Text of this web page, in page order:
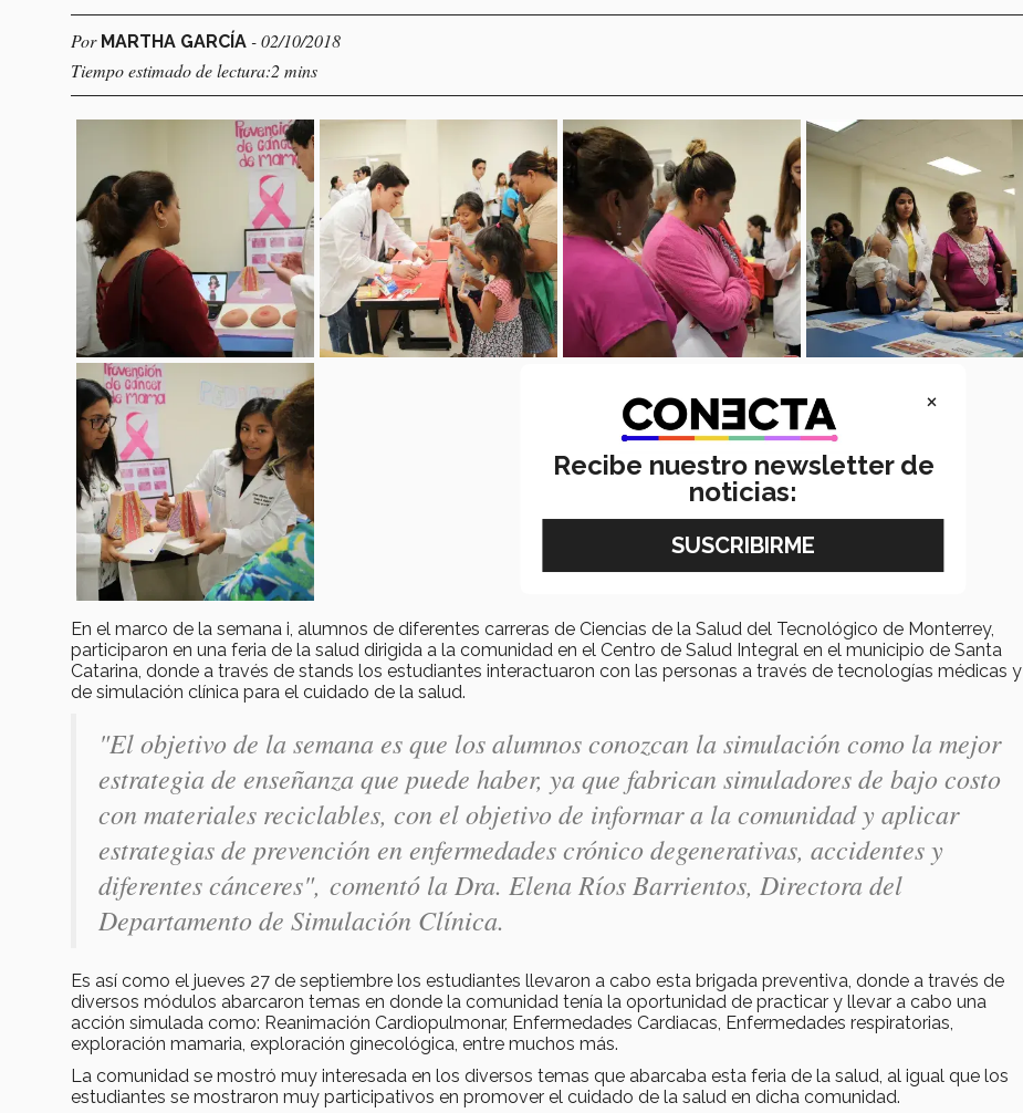
Por MARTHA GARCÍA - 02/10/2018
Tiempo estimado de lectura:2 mins
En el marco de la semana i, alumnos de diferentes carreras de Ciencias de la Salud del Tecnológico de Monterrey,
participaron en una feria de la salud dirigida a la comunidad en el Centro de Salud Integral en el municipio de Santa
Catarina, donde a través de stands los estudiantes interactuaron con las personas a través de tecnologías médicas y
de simulación clínica para el cuidado de la salud.
"El objetivo de la semana es que los alumnos conozcan la simulación como la mejor
estrategia de enseñanza que puede haber, ya que fabrican simuladores de bajo costo
con materiales reciclables, con el objetivo de informar a la comunidad y aplicar
estrategias de prevención en enfermedades crónico degenerativas, accidentes y
diferentes cánceres", comentó la Dra. Elena Ríos Barrientos, Directora del
Departamento de Simulación Clínica.
Es así como el jueves 27 de septiembre los estudiantes llevaron a cabo esta brigada preventiva, donde a través de
diversos módulos abarcaron temas en donde la comunidad tenía la oportunidad de practicar y llevar a cabo una
acción simulada como: Reanimación Cardiopulmonar, Enfermedades Cardiacas, Enfermedades respiratorias,
exploración mamaria, exploración ginecológica, entre muchos más.
La comunidad se mostró muy interesada en los diversos temas que abarcaba esta feria de la salud, al igual que los
estudiantes se mostraron muy participativos en promover el cuidado de la salud en dicha comunidad.
×
Recibe nuestro newsletter de
noticias: